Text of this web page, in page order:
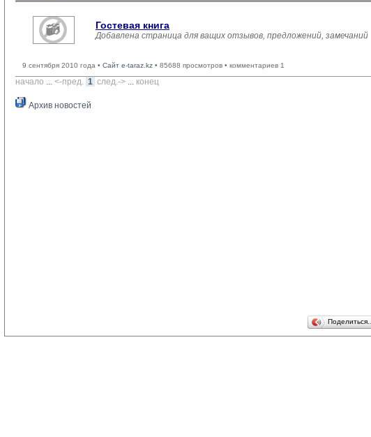
Гостевая книга
Добавлена страница для ващих отзывов, предложений, замечаний
9 сентября 2010 года • Сайт e-taraz.kz • 85688 просмотров • комментариев 1
начало ... <-пред. 1 след.-> ... конец
Архив новостей
Поделиться…